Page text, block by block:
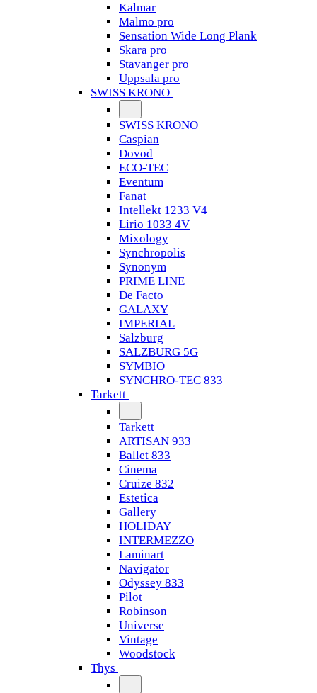
Kalmar
Malmo pro
Sensation Wide Long Plank
Skara pro
Stavanger pro
Uppsala pro
SWISS KRONO
SWISS KRONO
Caspian
Dovod
ECO-TEC
Eventum
Fanat
Intellekt 1233 V4
Lirio 1033 4V
Mixology
Synchropolis
Synonym
PRIME LINE
De Facto
GALAXY
IMPERIAL
Salzburg
SALZBURG 5G
SYMBIO
SYNCHRO-TEC 833
Tarkett
Tarkett
ARTISAN 933
Ballet 833
Cinema
Cruize 832
Estetica
Gallery
HOLIDAY
INTERMEZZO
Laminart
Navigator
Odyssey 833
Pilot
Robinson
Universe
Vintage
Woodstock
Thys